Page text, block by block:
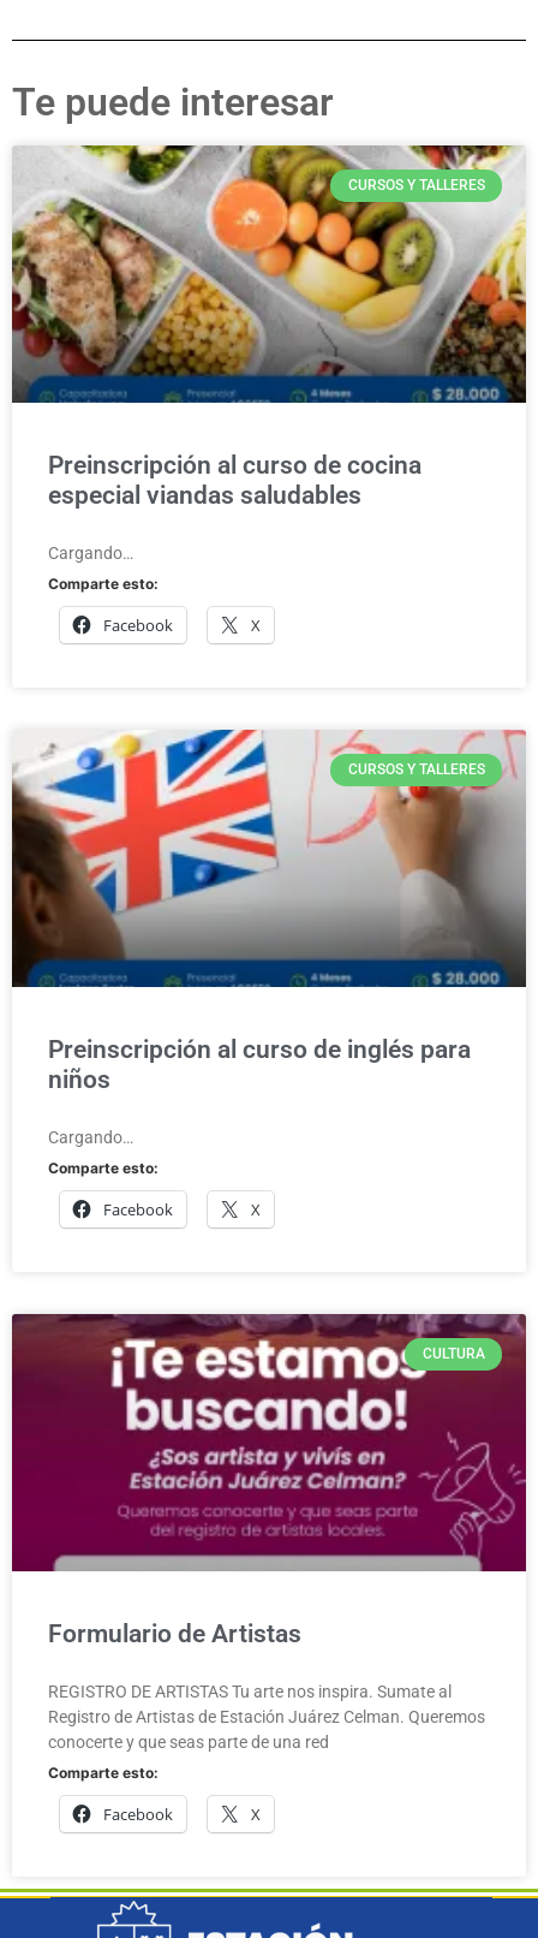
Te puede interesar
CURSOS Y TALLERES
Preinscripción al curso de cocina
especial viandas saludables
Cargando…
Comparte esto:
Facebook X
CURSOS Y TALLERES
Preinscripción al curso de inglés para
niños
Cargando…
Comparte esto:
Facebook X
CULTURA
Formulario de Artistas
REGISTRO DE ARTISTAS Tu arte nos inspira. Sumate al
Registro de Artistas de Estación Juárez Celman. Queremos
conocerte y que seas parte de una red
Comparte esto:
Facebook X